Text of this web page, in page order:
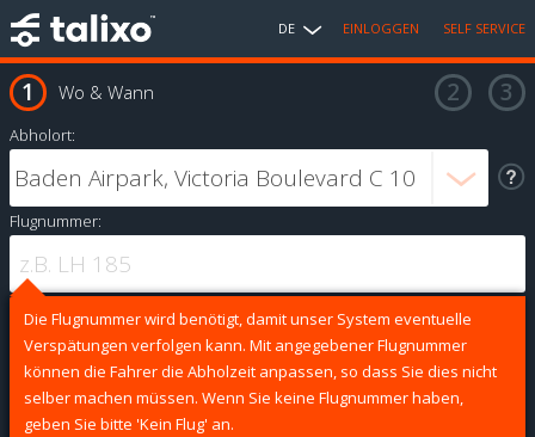
DE EINLOGGEN SELF SERVICE
Wo & Wann
Abholort:
Flugnummer:
Die Flugnummer wird benötigt, damit unser System eventuelle
Verspätungen verfolgen kann. Mit angegebener Flugnummer
können die Fahrer die Abholzeit anpassen, so dass Sie dies nicht
selber machen müssen. Wenn Sie keine Flugnummer haben,
geben Sie bitte 'Kein Flug' an.